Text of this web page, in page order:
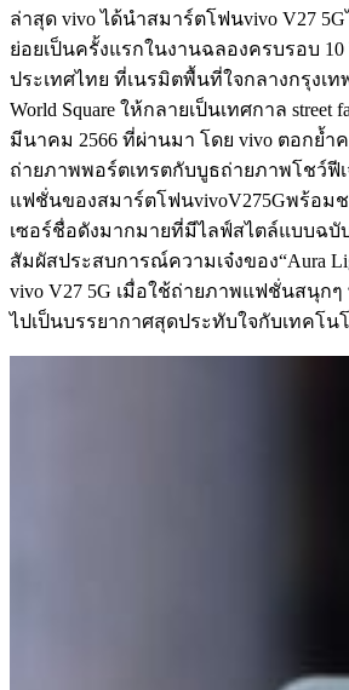
ล่าสุด vivo ได้นำสมาร์ตโฟนvivo V27
ย่อยเป็นครั้งแรกในงานฉลองครบรอบ 10
ประเทศไทย ที่เนรมิตพื้นที่ใจกลางกรุงเท
World Square ให้กลายเป็นเทศกาล street
มีนาคม 2566 ที่ผ่านมา โดย vivo ตอกย้ำ
ถ่ายภาพพอร์ตเทรตกับบูธถ่ายภาพโชว์ฟี
แฟชั่นของสมาร์ตโฟนvivoV275Gพร้อม
เซอร์ชื่อดังมากมายที่มีไลฟ์สไตล์แบบฉ
สัมผัสประสบการณ์ความเจ๋งของ“Aura
vivo V27 5G เมื่อใช้ถ่ายภาพแฟชั่นสนุกๆ
ไปเป็นบรรยากาศสุดประทับใจกับเทคโน